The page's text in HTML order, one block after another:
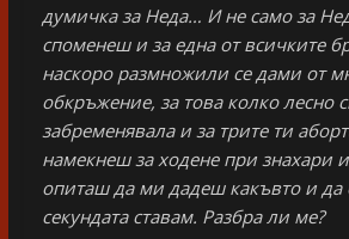
думичка за Неда… И не само за
споменеш и за една от всичките
наскоро размножили се дами от
обкръжение, за това колко лесно
забременявала и за трите ти
намекнеш за ходене при знахари
опиташ да ми дадеш какъвто и да
секундата ставам. Разбра ли ме?